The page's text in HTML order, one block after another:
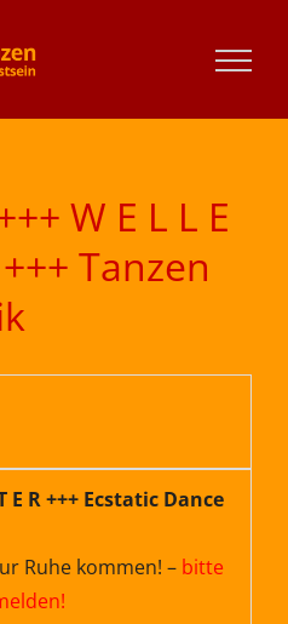
W E L L E
Tanzen
E R +++ Ecstatic Dance
Ruhe kommen! – bitte